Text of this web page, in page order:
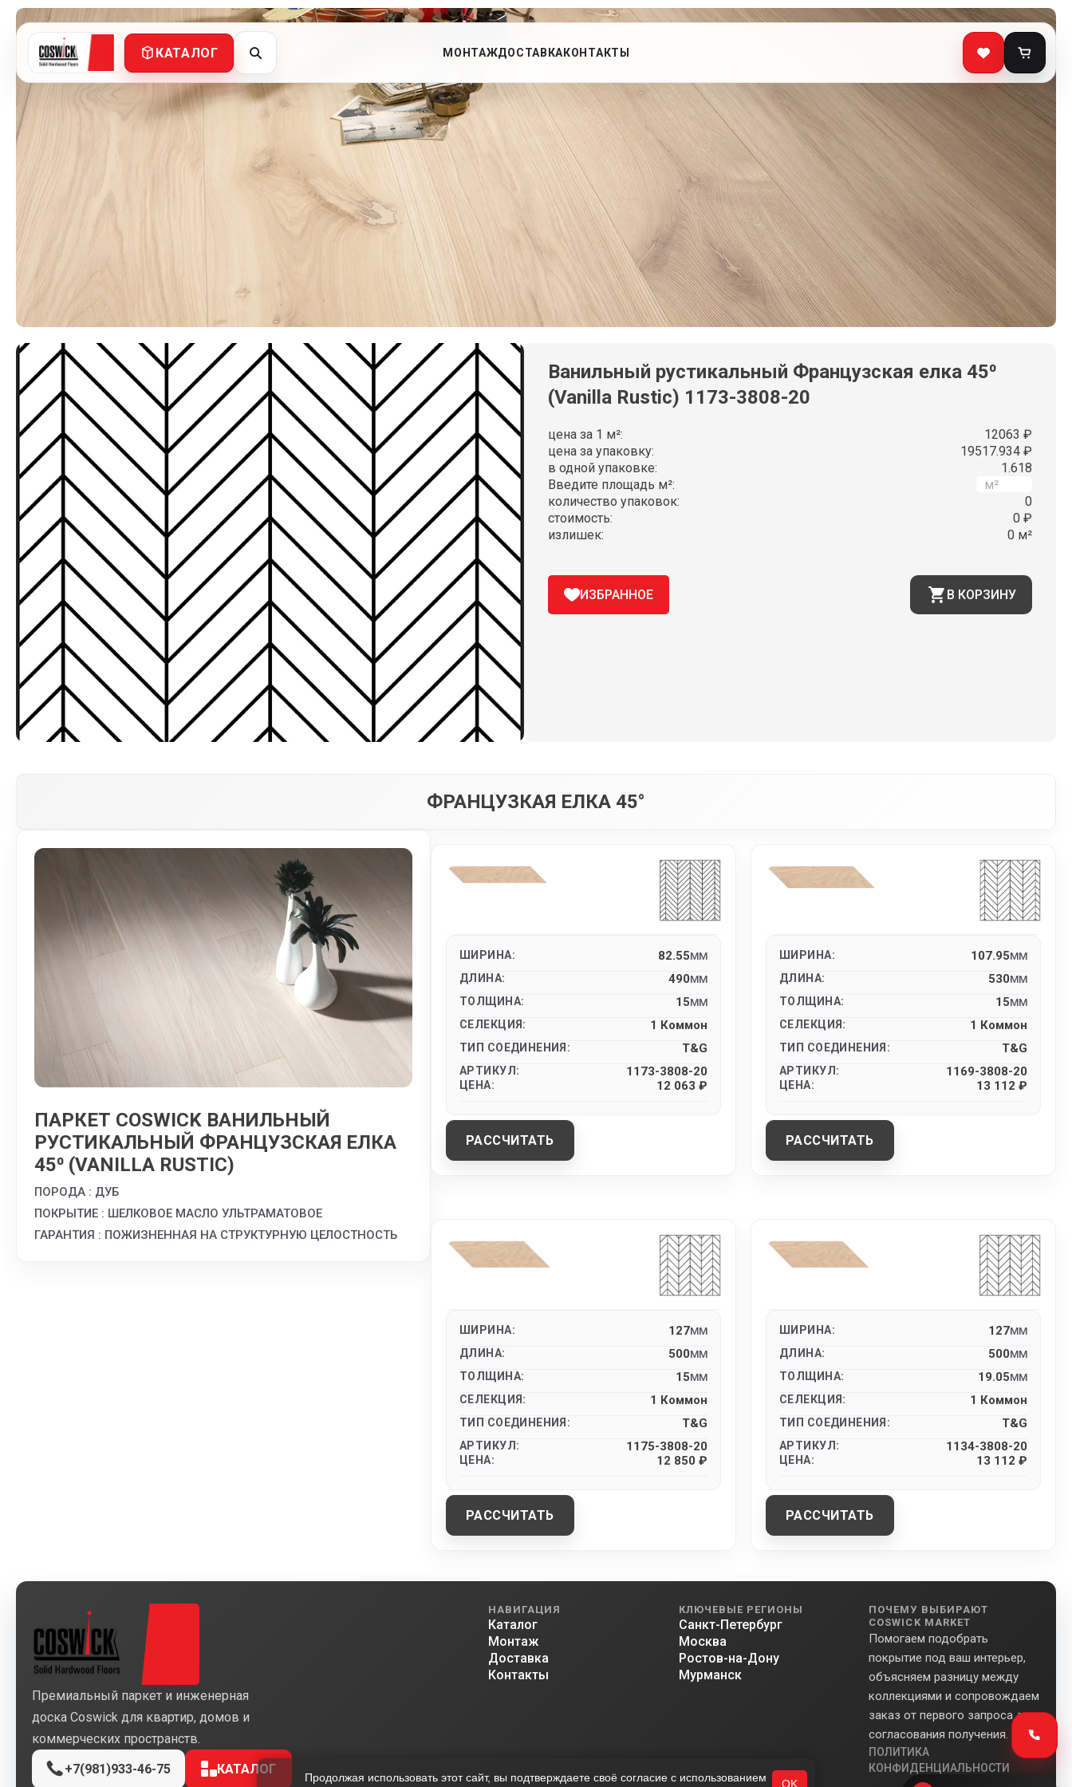
КАТАЛОГ МОНТАЖДОСТАВКАКОНТАКТЫ
Ванильный рустикальный Французская елка 45⁰
(Vanilla Rustic) 1173-3808-20
цена за 1 м²:
12063 ₽
цена за упаковку:
19517.934 ₽
в одной упаковке:
1.618
Введите площадь м²:
количество упаковок:
0
стоимость:
0 ₽
излишек:
0 м²
ИЗБРАННОЕ В КОРЗИНУ
ФРАНЦУЗКАЯ ЕЛКА 45°
ПАРКЕТ COSWICK ВАНИЛЬНЫЙ
РУСТИКАЛЬНЫЙ ФРАНЦУЗСКАЯ ЕЛКА
45⁰ (VANILLA RUSTIC)
ПОРОДА : ДУБ
ПОКРЫТИЕ : ШЕЛКОВОЕ МАСЛО УЛЬТРАМАТОВОЕ
ГАРАНТИЯ : ПОЖИЗНЕННАЯ НА СТРУКТУРНУЮ ЦЕЛОСТНОСТЬ
ШИРИНА: 82.55MM
ДЛИНА: 490MM
ТОЛЩИНА: 15MM
СЕЛЕКЦИЯ: 1 Коммон
ТИП СОЕДИНЕНИЯ: T&G
АРТИКУЛ: 1173-3808-20
ЦЕНА: 12 063 ₽
РАССЧИТАТЬ
ШИРИНА: 107.95MM
ДЛИНА: 530MM
ТОЛЩИНА: 15MM
СЕЛЕКЦИЯ: 1 Коммон
ТИП СОЕДИНЕНИЯ: T&G
АРТИКУЛ: 1169-3808-20
ЦЕНА: 13 112 ₽
РАССЧИТАТЬ
ШИРИНА: 127MM
ДЛИНА: 500MM
ТОЛЩИНА: 15MM
СЕЛЕКЦИЯ: 1 Коммон
ТИП СОЕДИНЕНИЯ: T&G
АРТИКУЛ: 1175-3808-20
ЦЕНА: 12 850 ₽
РАССЧИТАТЬ
ШИРИНА: 127MM
ДЛИНА: 500MM
ТОЛЩИНА: 19.05MM
СЕЛЕКЦИЯ: 1 Коммон
ТИП СОЕДИНЕНИЯ: T&G
АРТИКУЛ: 1134-3808-20
ЦЕНА: 13 112 ₽
РАССЧИТАТЬ
Премиальный паркет и инженерная
доска Coswick для квартир, домов и
коммерческих пространств.
+7(981)933-46-75
КАТАЛОГ
НАВИГАЦИЯ
Каталог
Монтаж
Доставка
Контакты
КЛЮЧЕВЫЕ РЕГИОНЫ
Санкт-Петербург
Москва
Ростов-на-Дону
Мурманск
ПОЧЕМУ ВЫБИРАЮТ
COSWICK MARKET
Помогаем подобрать
покрытие под ваш интерьер,
объясняем разницу между
коллекциями и сопровождаем
заказ от первого запроса до
согласования получения.
ПОЛИТИКА
КОНФИДЕНЦИАЛЬНОСТИ
Продолжая использовать этот сайт, вы подтверждаете своё согласие с использованием
OK